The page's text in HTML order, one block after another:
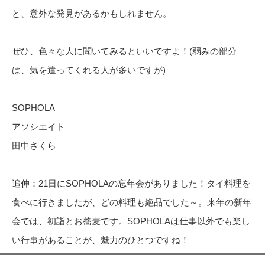
と、意外な発見があるかもしれません。
ぜひ、色々な人に聞いてみるといいですよ！(弱みの部分
は、気を遣ってくれる人が多いですが)
SOPHOLA
アソシエイト
田中さくら
追伸：21日にSOPHOLAの忘年会がありました！タイ料理を
食べに行きましたが、どの料理も絶品でした～。来年の新年
会では、初詣とお蕎麦です。SOPHOLAは仕事以外でも楽し
い行事があることが、魅力のひとつですね！